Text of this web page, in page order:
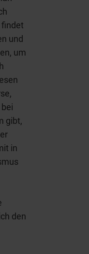
und
um
gibt,
in
den